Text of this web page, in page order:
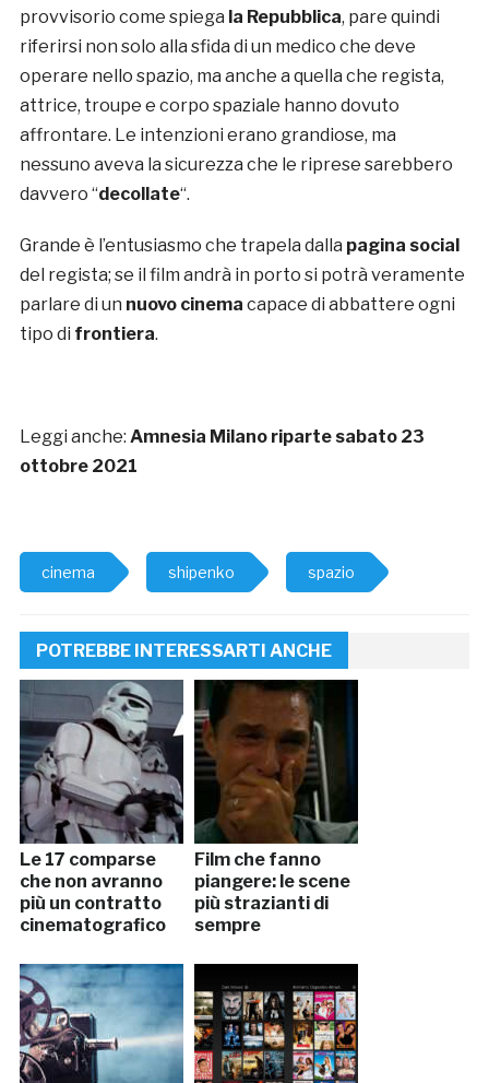
provvisorio come spiega la Repubblica, pare quindi
riferirsi non solo alla sfida di un medico che deve
operare nello spazio, ma anche a quella che regista,
attrice, troupe e corpo spaziale hanno dovuto
affrontare. Le intenzioni erano grandiose, ma
nessuno aveva la sicurezza che le riprese sarebbero
davvero “decollate“.
Grande è l’entusiasmo che trapela dalla pagina social
del regista; se il film andrà in porto si potrà veramente
parlare di un nuovo cinema capace di abbattere ogni
tipo di frontiera.
Leggi anche: Amnesia Milano riparte sabato 23
ottobre 2021
cinema shipenko spazio
POTREBBE INTERESSARTI ANCHE
Le 17 comparse
che non avranno
più un contratto
cinematografico
Film che fanno
piangere: le scene
più strazianti di
sempre